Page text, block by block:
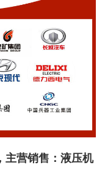
主营销售：液压机